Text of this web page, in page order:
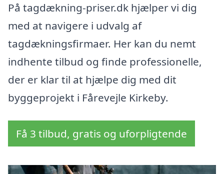
På tagdækning-priser.dk hjælper vi dig
med at navigere i udvalg af
tagdækningsfirmaer. Her kan du nemt
indhente tilbud og finde professionelle,
der er klar til at hjælpe dig med dit
byggeprojekt i Fårevejle Kirkeby.
Få 3 tilbud, gratis og uforpligtende